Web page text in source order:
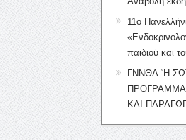
11ο
παιδιού και
ΓΝΝΘΑ “Η
ΠΡΟΓΡΑΜΜΑ
ΚΑΙ